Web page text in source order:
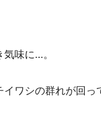
味に…。
ワシの群れが回